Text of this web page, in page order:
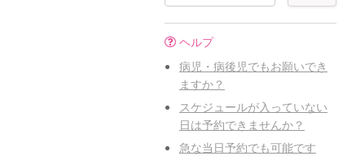
ヘルプ
病児・病後児でもお願いでき
ますか？
スケジュールが入っていない
日は予約できませんか？
急な当日予約でも可能です